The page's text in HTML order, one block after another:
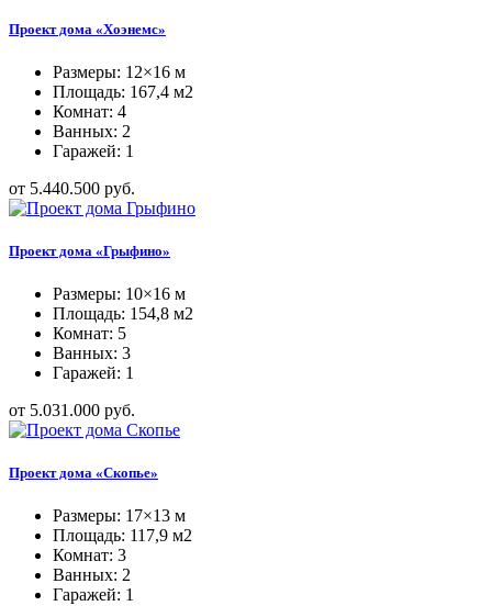
Проект дома «Хоэнемс»
Размеры: 12×16 м
Площадь: 167,4 м2
Комнат: 4
Ванных: 2
Гаражей: 1
от 5.440.500 руб.
Проект дома «Грыфино»
Размеры: 10×16 м
Площадь: 154,8 м2
Комнат: 5
Ванных: 3
Гаражей: 1
от 5.031.000 руб.
Проект дома «Скопье»
Размеры: 17×13 м
Площадь: 117,9 м2
Комнат: 3
Ванных: 2
Гаражей: 1